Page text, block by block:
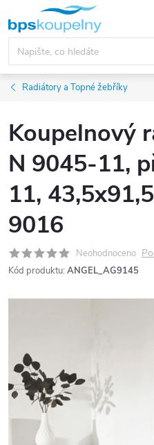
obsah
Radiátory a Topné žebříky
Koupelnový
N 9045-11,
11,
9016
Neohodnoceno
Kód produktu: ANGEL_AG9145